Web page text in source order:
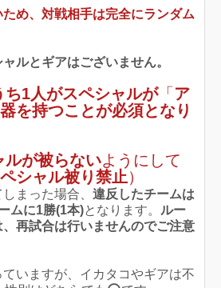
め、対戦相手は完全にランダム
ルとギアはございません。
ち1人がスペシャルが「 ア
を持つことが必須となり
ルが被らないようにして
シャル被り禁止）
まった場合、 違反したチームは
ムに1勝(1本)となります。 ルー
再試合は行いませんのでご注意
ていますが、イカタコやギアは不